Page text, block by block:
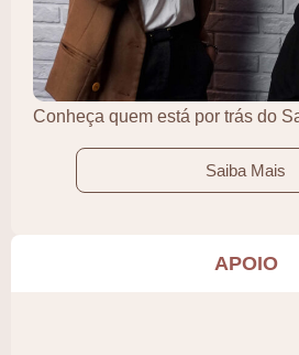
Conheça quem está por trás do
Saiba Mais
APOIO